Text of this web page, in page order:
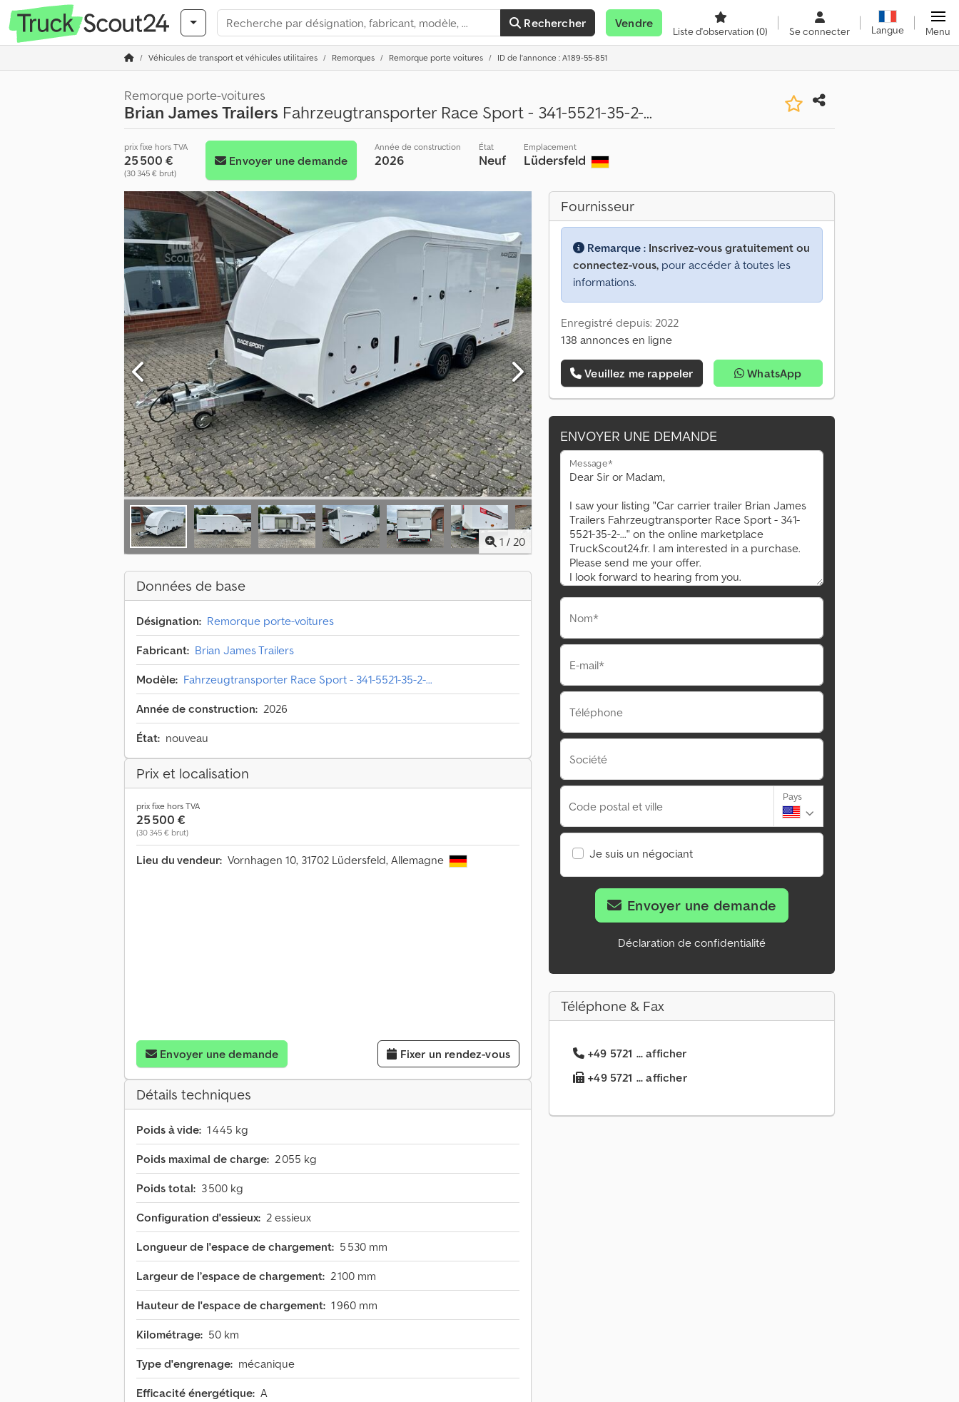
Rechercher Vendre
Liste d'observation (0) Se connecter Langue Menu
Véhicules de transport et véhicules utilitaires Remorques Remorque porte voitures ID de l'annonce : A189-55-851
Remorque porte-voitures
Brian James Trailers Fahrzeugtransporter Race Sport - 341-5521-35-2-...
prix fixe hors TVA
25 500 €
(30 345 € brut)
Envoyer une demande
Année de construction
2026
État
Neuf
Emplacement
Lüdersfeld
1 / 20
Données de base
Désignation: Remorque porte-voitures
Fabricant: Brian James Trailers
Modèle: Fahrzeugtransporter Race Sport - 341-5521-35-2-...
Année de construction: 2026
État: nouveau
Prix et localisation
prix fixe hors TVA
25 500 €
(30 345 € brut)
Lieu du vendeur: Vornhagen 10, 31702 Lüdersfeld, Allemagne
Envoyer une demande Fixer un rendez-vous
Détails techniques
Poids à vide: 1 445 kg
Poids maximal de charge: 2 055 kg
Poids total: 3 500 kg
Configuration d'essieux: 2 essieux
Longueur de l'espace de chargement: 5 530 mm
Largeur de l’espace de chargement: 2 100 mm
Hauteur de l'espace de chargement: 1 960 mm
Kilométrage: 50 km
Type d'engrenage: mécanique
Efficacité énergétique: A
Fournisseur
Remarque : Inscrivez-vous gratuitement ou
connectez-vous, pour accéder à toutes les
informations.
Enregistré depuis: 2022
138 annonces en ligne
Veuillez me rappeler WhatsApp
ENVOYER UNE DEMANDE
Message*
Nom*
E-mail*
Téléphone
Société
Code postal et ville
Pays
Je suis un négociant
Envoyer une demande
Déclaration de confidentialité
Téléphone & Fax
+49 5721 ... afficher
+49 5721 ... afficher